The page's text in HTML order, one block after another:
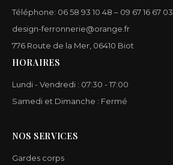
Téléphone: 06 58 93 10 48 – 09 67 16 67 03
design-ferronnerie@orange.fr
776 Route de la Mer, 06410 Biot
HORAIRES
Lundi - Vendredi : 07:30 - 17:00
Samedi et Dimanche : Fermé
NOS SERVICES
Gardes corps